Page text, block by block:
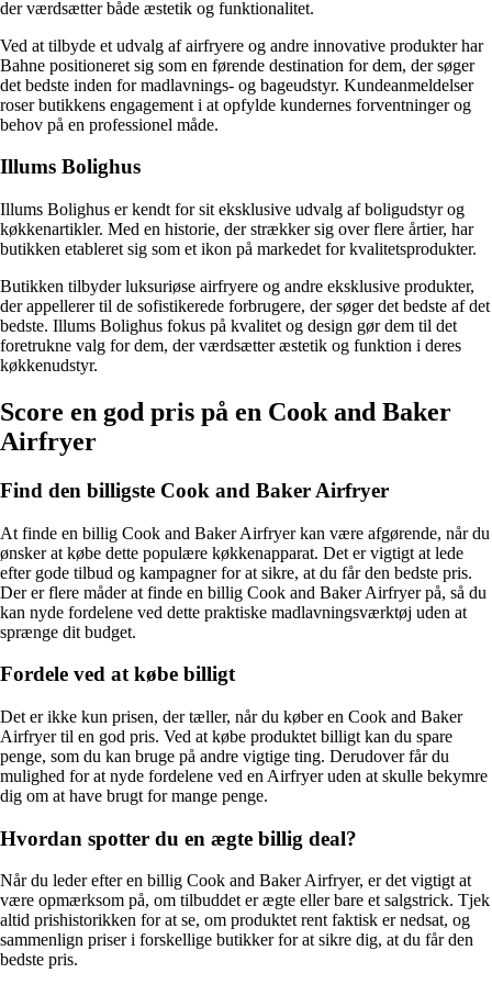
der værdsætter både æstetik og funktionalitet.
Ved at tilbyde et udvalg af airfryere og andre innovative produkter har
Bahne positioneret sig som en førende destination for dem, der søger
det bedste inden for madlavnings- og bageudstyr. Kundeanmeldelser
roser butikkens engagement i at opfylde kundernes forventninger og
behov på en professionel måde.
Illums Bolighus
Illums Bolighus er kendt for sit eksklusive udvalg af boligudstyr og
køkkenartikler. Med en historie, der strækker sig over flere årtier, har
butikken etableret sig som et ikon på markedet for kvalitetsprodukter.
Butikken tilbyder luksuriøse airfryere og andre eksklusive produkter,
der appellerer til de sofistikerede forbrugere, der søger det bedste af det
bedste. Illums Bolighus fokus på kvalitet og design gør dem til det
foretrukne valg for dem, der værdsætter æstetik og funktion i deres
køkkenudstyr.
Score en god pris på en Cook and Baker
Airfryer
Find den billigste Cook and Baker Airfryer
At finde en billig Cook and Baker Airfryer kan være afgørende, når du
ønsker at købe dette populære køkkenapparat. Det er vigtigt at lede
efter gode tilbud og kampagner for at sikre, at du får den bedste pris.
Der er flere måder at finde en billig Cook and Baker Airfryer på, så du
kan nyde fordelene ved dette praktiske madlavningsværktøj uden at
sprænge dit budget.
Fordele ved at købe billigt
Det er ikke kun prisen, der tæller, når du køber en Cook and Baker
Airfryer til en god pris. Ved at købe produktet billigt kan du spare
penge, som du kan bruge på andre vigtige ting. Derudover får du
mulighed for at nyde fordelene ved en Airfryer uden at skulle bekymre
dig om at have brugt for mange penge.
Hvordan spotter du en ægte billig deal?
Når du leder efter en billig Cook and Baker Airfryer, er det vigtigt at
være opmærksom på, om tilbuddet er ægte eller bare et salgstrick. Tjek
altid prishistorikken for at se, om produktet rent faktisk er nedsat, og
sammenlign priser i forskellige butikker for at sikre dig, at du får den
bedste pris.